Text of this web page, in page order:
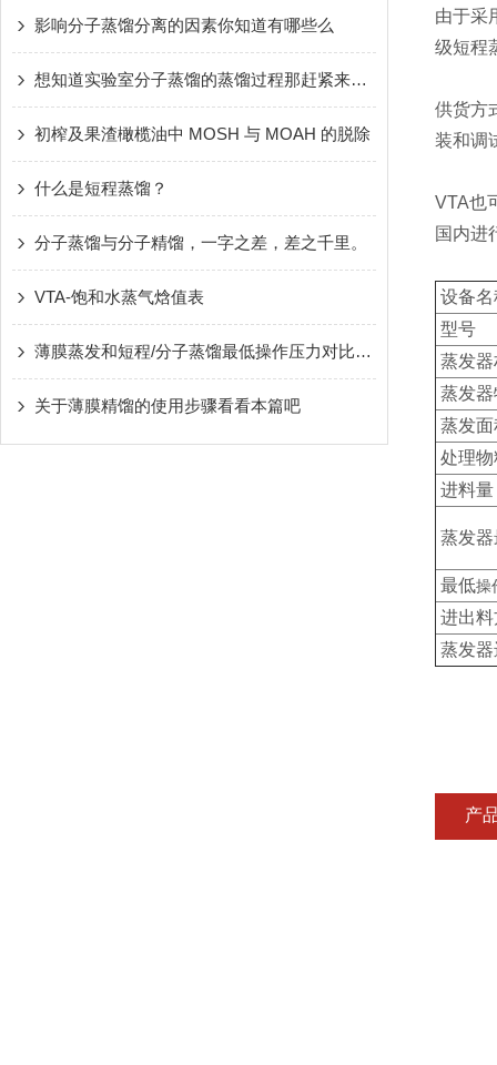
影响分子蒸馏分离的因素你知道有哪些么
想知道实验室分子蒸馏的蒸馏过程那赶紧来看看本篇吧
初榨及果渣橄榄油中 MOSH 与 MOAH 的脱除
什么是短程蒸馏？
分子蒸馏与分子精馏，一字之差，差之千里。
VTA-饱和水蒸气焓值表
薄膜蒸发和短程/分子蒸馏最低操作压力对比分析
关于薄膜精馏的使用步骤看看本篇吧
由于采
级短程
供货方
装和调
VTA也
国内进
设备名
型号
蒸发
蒸发
蒸发面
处理
进料量
蒸发
最低操
进出
蒸发
产